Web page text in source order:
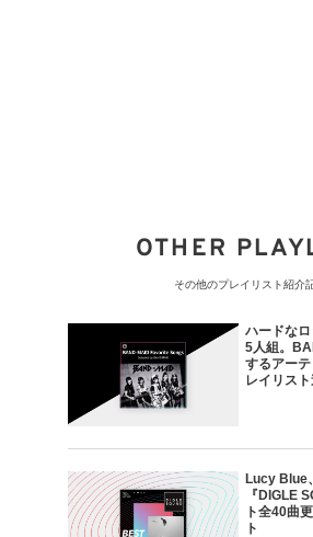
OTHER
その他のプレイリスト紹介
ハードな
5人組。
するアー
レイリス
Lucy Blue
『DIGLE
ト全40曲
ト